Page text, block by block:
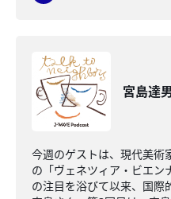
宮島達
今週のゲストは、現代美術
の「ヴェネツィア・ビエン
の注目を浴びて以来、国際